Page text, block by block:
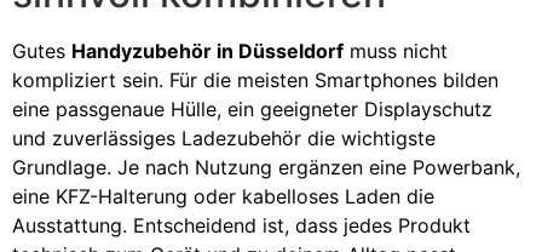
Gutes Handyzubehör in Düsseldorf muss nicht
kompliziert sein. Für die meisten Smartphones bilden
eine passgenaue Hülle, ein geeigneter Displayschutz
und zuverlässiges Ladezubehör die wichtigste
Grundlage. Je nach Nutzung ergänzen eine Powerbank,
eine KFZ-Halterung oder kabelloses Laden die
Ausstattung. Entscheidend ist, dass jedes Produkt